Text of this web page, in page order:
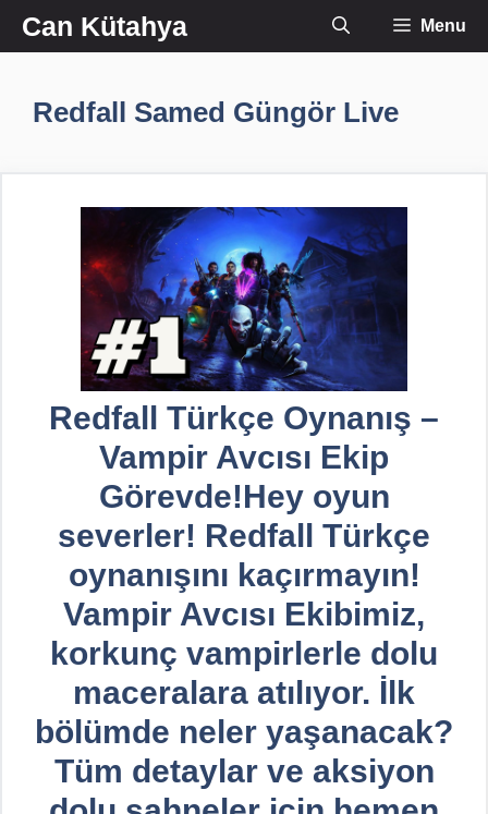
İçeriğe
atlaCan Kütahya Menu
Redfall Samed Güngör Live
Redfall Türkçe Oynanış –
Vampir Avcısı Ekip
Görevde!Hey oyun
severler! Redfall Türkçe
oynanışını kaçırmayın!
Vampir Avcısı Ekibimiz,
korkunç vampirlerle dolu
maceralara atılıyor. İlk
bölümde neler yaşanacak?
Tüm detaylar ve aksiyon